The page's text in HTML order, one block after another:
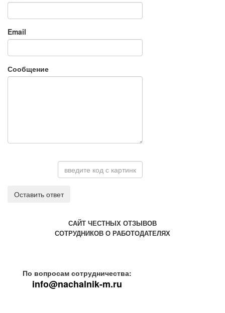
Email
Сообщение
Оставить ответ
САЙТ ЧЕСТНЫХ ОТЗЫВОВ
СОТРУДНИКОВ О РАБОТОДАТЕЛЯХ
По вопросам сотрудничества:
info@nachalnik-m.ru